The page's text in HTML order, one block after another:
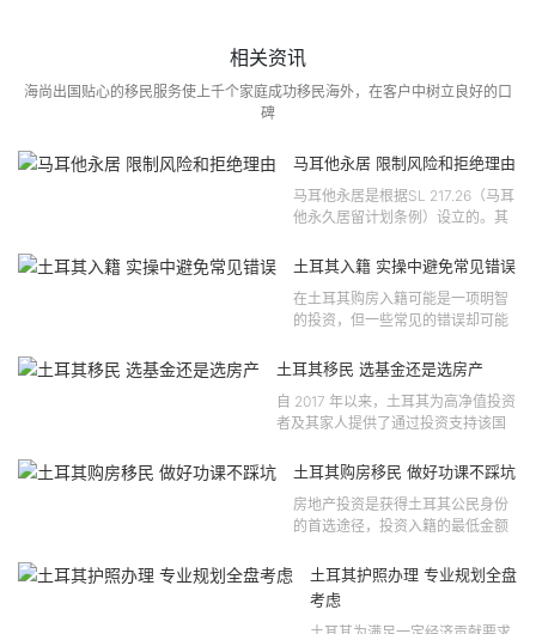
相关资讯
海尚出国贴心的移民服务使上千个家庭成功移民海外，在客户中树立良好的口
碑
马耳他永居 限制风险和拒绝理由
马耳他永居是根据SL 217.26（马耳
他永久居留计划条例）设立的。其
121 号法律公告，并随后根据2024
土耳其入籍 实操中避免常见错误
在土耳其购房入籍可能是一项明智
的投资，但一些常见的错误却可能
失。许多投资者轻信营销宣传或不
土耳其移民 选基金还是选房产
自 2017 年以来，土耳其为高净值投资
者及其家人提供了通过投资支持该国
会。 该计划的一大亮点在于其涵盖广
土耳其购房移民 做好功课不踩坑
房地产投资是获得土耳其公民身份
的首选途径，投资入籍的最低金额
二手房产。这一门槛自2019年调整
以来一直未变，适用于经持牌...
土耳其护照办理 专业规划全盘
考虑